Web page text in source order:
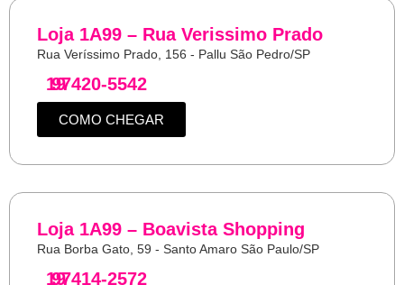
Loja 1A99 – Rua Verissimo Prado
Rua Veríssimo Prado, 156 - Pallu São Pedro/SP
19
97420-5542
COMO CHEGAR
Loja 1A99 – Boavista Shopping
Rua Borba Gato, 59 - Santo Amaro São Paulo/SP
19
97414-2572